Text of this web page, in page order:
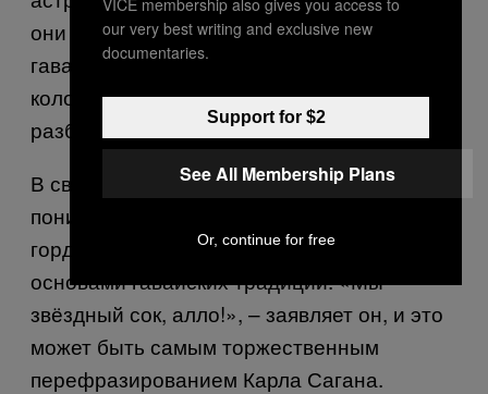
они не освоили астронавигацию, предки
гавайцев никогда бы не смогли
колонизировать дальние острова,
разбросанные в центре Тихого океана.
В свою очередь, Мангауил хорошо
понимает иронию, и он рассказал мне, что
гордится сильными астрономическими
основами гавайских традиций. «Мы
звёздный сок, алло!», – заявляет он, и это
может быть самым торжественным
перефразированием Карла Сагана.
our very best writing and exclusive new
documentaries.
Support for $2
See All Membership Plans
Or, continue for free